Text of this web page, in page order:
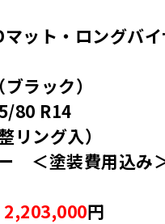
ット・ロングバイ
ラック）
80 R14
リング入）
＜塗装費用込み
2,203,000円